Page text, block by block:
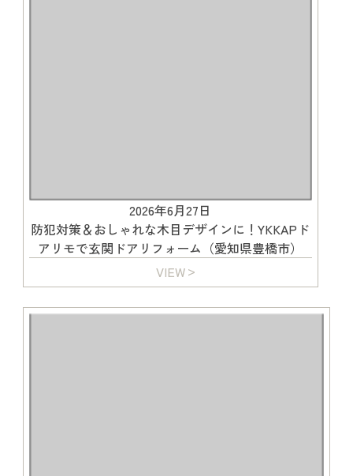
2026年6月27日
防犯対策＆おしゃれな木目デザインに！YKKAPド
アリモで玄関ドアリフォーム（愛知県豊橋市）
VIEW